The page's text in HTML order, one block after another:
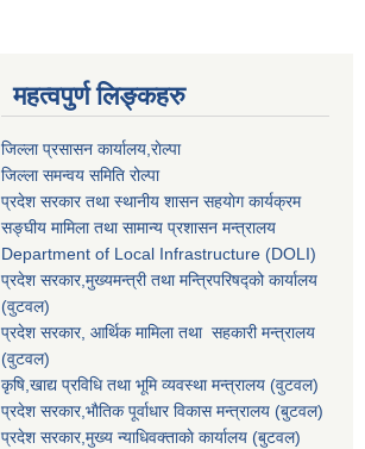
महत्वपुर्ण लिङ्कहरु
जिल्ला प्रसासन कार्यालय,राेल्पा
जिल्ला समन्वय समिति रोल्पा
प्रदेश सरकार तथा स्थानीय शासन सहयाेग कार्यक्रम
सङ्‍घीय मामिला तथा सामान्य प्रशासन मन्त्रालय
Department of Local Infrastructure (DOLI)
प्रदेश सरकार,मुख्यमन्त्री तथा मन्त्रिपरिषद्को कार्यालय
(वुटवल)
प्रदेश सरकार, आर्थिक मामिला तथा सहकारी मन्त्रालय
(वुटवल)
कृषि,खाद्य प्रविधि तथा भूमि व्यवस्था मन्त्रालय (वुटवल)
प्रदेश सरकार,भाैतिक पूर्वाधार विकास मन्त्रालय (बुटवल)
प्रदेश सरकार,मुख्य न्याधिवक्ताकाे कार्यालय (बुटवल)